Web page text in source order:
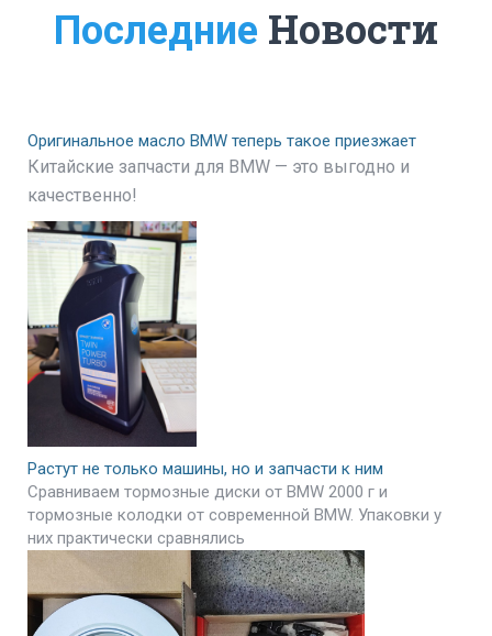
Последние Новости
Оригинальное масло BMW теперь такое приезжает
Китайские запчасти для BMW — это выгодно и
качественно!
Растут не только машины, но и запчасти к ним
Сравниваем тормозные диски от BMW 2000 г и
тормозные колодки от современной BMW. Упаковки у
них практически сравнялись